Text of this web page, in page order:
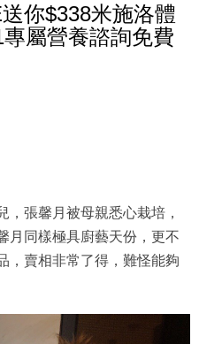
你$338米施洛體
屬營養諮詢免費
，張馨月被母親悉心栽培，
月同樣極具廚藝天份，更不
，賣相非常了得，難怪能夠